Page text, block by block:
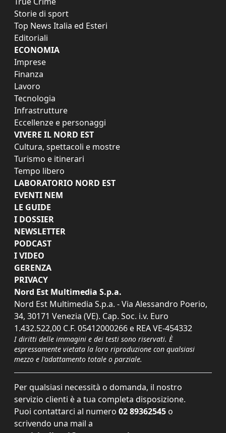
Storie di sport
Top News Italia ed Esteri
Editoriali
ECONOMIA
Imprese
Finanza
Lavoro
Tecnologia
Infrastrutture
Eccellenze e personaggi
VIVERE IL NORD EST
Cultura, spettacoli e mostre
Turismo e itinerari
Tempo libero
LABORATORIO NORD EST
EVENTI NEM
LE GUIDE
I DOSSIER
NEWSLETTER
PODCAST
I VIDEO
GERENZA
PRIVACY
Nord Est Multimedia S.p.a.
Nord Est Multimedia S.p.a. - Via Alessandro Poerio,
34, 30171 Venezia (VE). Cap. Soc. i.v. Euro
1.432.522,00 C.F. 05412000266 e REA VE-454332
I diritti delle immagini e dei testi sono riservati. È
espressamente vietata la loro riproduzione con qualsiasi
mezzo e l'adattamento totale o parziale.
Per qualsiasi necessità o domanda, il nostro
servizio clienti è a tua completa disposizione.
Puoi contattarci al numero 02 89362545 o
scrivendo una mail a